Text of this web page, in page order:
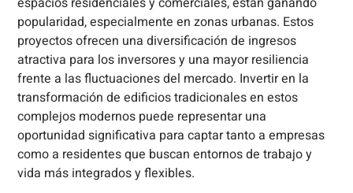
popularidad, especialmente en zonas urbanas. Estos
proyectos ofrecen una diversificación de ingresos
atractiva para los inversores y una mayor resiliencia
frente a las fluctuaciones del mercado. Invertir en la
transformación de edificios tradicionales en estos
complejos modernos puede representar una
oportunidad significativa para captar tanto a empresas
como a residentes que buscan entornos de trabajo y
vida más integrados y flexibles.